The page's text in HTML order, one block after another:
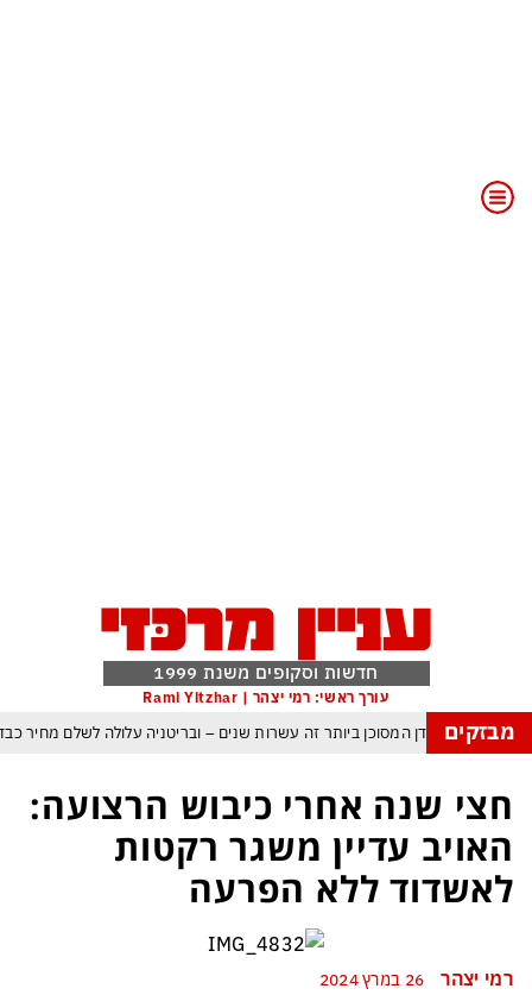
חדשות וסקופים משנת 1999
עורך ראשי: רמי יצהר | Rami Yitzhar
מבזקים
העולם נכנס לעידן המסוכן ביותר זה עשרות שנים – ובריטניה עלולה לשלם מחיר
מי היה מאמין שבאר שבע תנצח את הכוכב האדום?
ומיירטים להגנה – טראמפ נשאר רק עם ציוצי האיום המגוחכים שלא מזיזים
גרדום כמדיניות: כך הפכה ההוצאה להורג לכלי ההרתעה המרכזי של המשטר
א-סיסי, ארדואן ושליט קטאר מכנסים פגישת ״כיפה אדומה״ לנתניהו בנושא
חצי שנה אחרי כיבוש הרצועה:
האויב עדיין משגר רקטות
לאשדוד ללא הפרעה
רמי יצהר